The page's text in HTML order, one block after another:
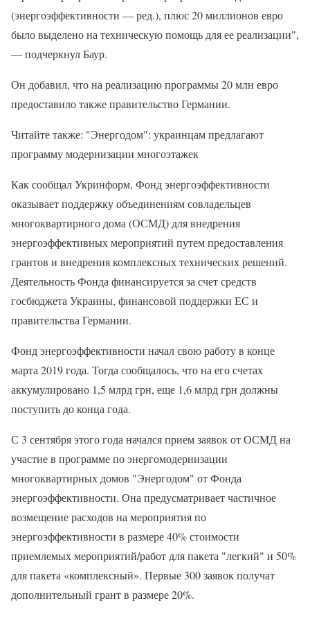
(энергоэффективности — ред.), плюс 20 миллионов евро
было выделено на техническую помощь для ее реализации",
— подчеркнул Баур.
Он добавил, что на реализацию программы 20 млн евро
предоставило также правительство Германии.
Читайте также: "Энергодом": украинцам предлагают
программу модернизации многоэтажек
Как сообщал Укринформ, Фонд энергоэффективности
оказывает поддержку объединениям совладельцев
многоквартирного дома (ОСМД) для внедрения
энергоэффективных мероприятий путем предоставления
грантов и внедрения комплексных технических решений.
Деятельность Фонда финансируется за счет средств
госбюджета Украины, финансовой поддержки ЕС и
правительства Германии.
Фонд энергоэффективности начал свою работу в конце
марта 2019 года. Тогда сообщалось, что на его счетах
аккумулировано 1,5 млрд грн, еще 1,6 млрд грн должны
поступить до конца года.
С 3 сентября этого года начался прием заявок от ОСМД на
участие в программе по энергомодернизации
многоквартирных домов "Энергодом" от Фонда
энергоэффективности. Она предусматривает частичное
возмещение расходов на мероприятия по
энергоэффективности в размере 40% стоимости
приемлемых мероприятий/работ для пакета "легкий" и 50%
для пакета «комплексный». Первые 300 заявок получат
дополнительный грант в размере 20%.